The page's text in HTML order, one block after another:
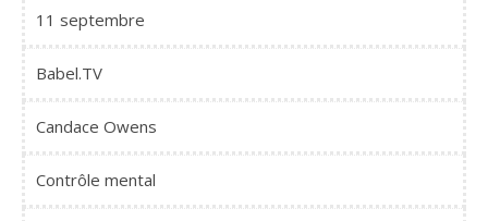
11 septembre
Babel.TV
Candace Owens
Contrôle mental